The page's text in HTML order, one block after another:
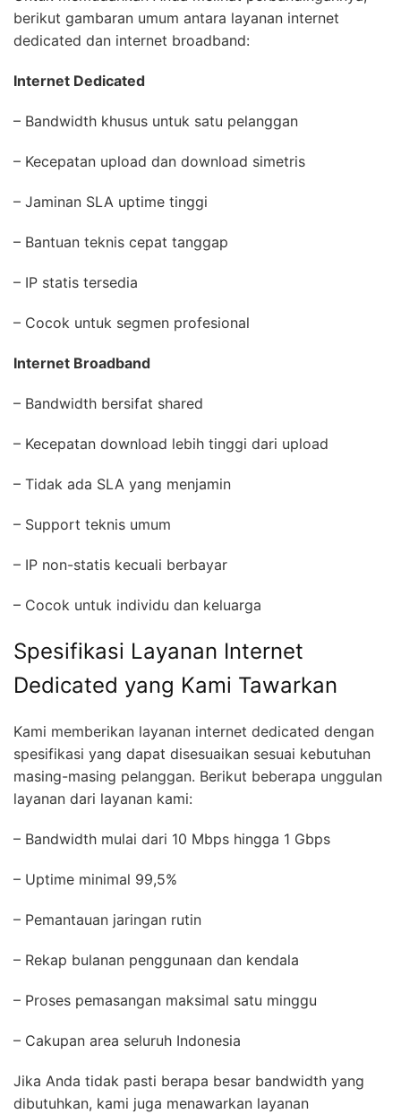
berikut gambaran umum antara layanan internet
dedicated dan internet broadband:
Internet Dedicated
– Bandwidth khusus untuk satu pelanggan
– Kecepatan upload dan download simetris
– Jaminan SLA uptime tinggi
– Bantuan teknis cepat tanggap
– IP statis tersedia
– Cocok untuk segmen profesional
Internet Broadband
– Bandwidth bersifat shared
– Kecepatan download lebih tinggi dari upload
– Tidak ada SLA yang menjamin
– Support teknis umum
– IP non-statis kecuali berbayar
– Cocok untuk individu dan keluarga
Spesifikasi Layanan Internet
Dedicated yang Kami Tawarkan
Kami memberikan layanan internet dedicated dengan
spesifikasi yang dapat disesuaikan sesuai kebutuhan
masing-masing pelanggan. Berikut beberapa unggulan
layanan dari layanan kami:
– Bandwidth mulai dari 10 Mbps hingga 1 Gbps
– Uptime minimal 99,5%
– Pemantauan jaringan rutin
– Rekap bulanan penggunaan dan kendala
– Proses pemasangan maksimal satu minggu
– Cakupan area seluruh Indonesia
Jika Anda tidak pasti berapa besar bandwidth yang
dibutuhkan, kami juga menawarkan layanan